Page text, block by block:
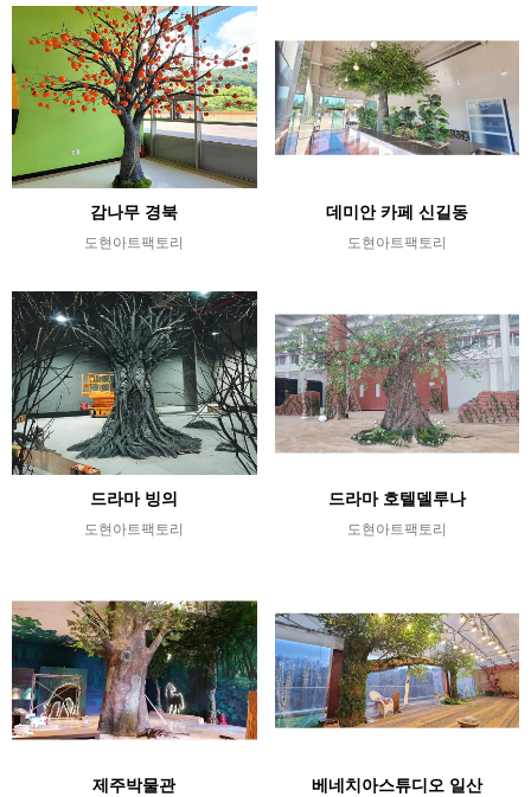
감나무 경북
도현아트팩토리
데미안 카페 신길동
도현아트팩토리
드라마 빙의
도현아트팩토리
드라마 호텔델루나
도현아트팩토리
제주박물관 베네치아스튜디오 일산